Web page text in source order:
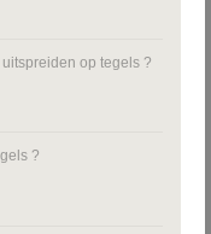
op tegels ?
?